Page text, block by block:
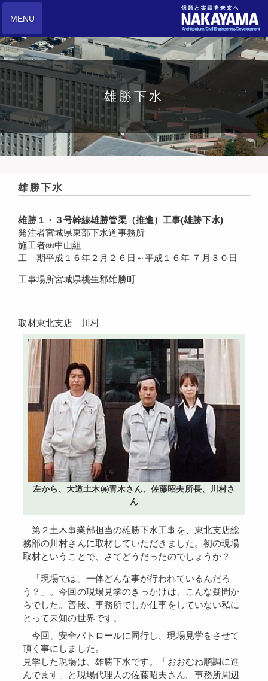
MENU
雄勝下水
雄勝下水
雄勝１・３号幹線雄勝管渠（推進）工事(雄勝下水)
発注者宮城県東部下水道事務所
施工者㈱中山組
工 期平成１６年２月２６日～平成１６年 ７月３０日
工事場所宮城県桃生郡雄勝町
取材東北支店 川村
左から、大道土木㈱青木さん、佐藤昭夫所長、川村さ
ん
第２土木事業部担当の雄勝下水工事を、東北支店総
務部の川村さんに取材していただきました。初の現場
取材ということで、さてどうだったのでしょうか？
「現場では、一体どんな事が行われているんだろ
う？」。今回の現場見学のきっかけは、こんな疑問か
らでした。普段、事務所でしか仕事をしていない私に
とって未知の世界です。
今回、安全パトロールに同行し、現場見学をさせて
頂く事にしました。
見学した現場は、雄勝下水です。「おおむね順調に進
んでます」と現場代理人の佐藤昭夫さん。事務所周辺